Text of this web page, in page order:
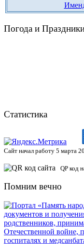
Погода и
Статистика
Сайт начал работу 5 марта
QP код
Помним вечно